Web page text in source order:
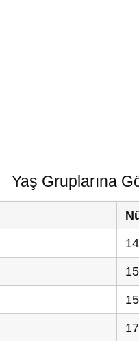
Yaş Gruplarına